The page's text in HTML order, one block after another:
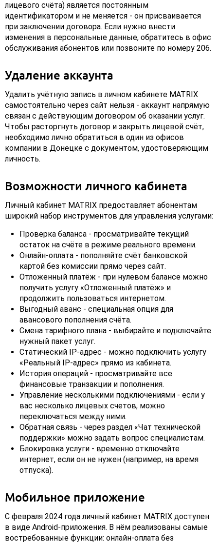
лицевого счёта) является постоянным
идентификатором и не меняется - он присваивается
при заключении договора. Если нужно внести
изменения в персональные данные, обратитесь в офис
обслуживания абонентов или позвоните по номеру 206.
Удаление аккаунта
Удалить учётную запись в личном кабинете MATRIX
самостоятельно через сайт нельзя - аккаунт напрямую
связан с действующим договором об оказании услуг.
Чтобы расторгнуть договор и закрыть лицевой счёт,
необходимо лично обратиться в один из офисов
компании в Донецке с документом, удостоверяющим
личность.
Возможности личного кабинета
Личный кабинет MATRIX предоставляет абонентам
широкий набор инструментов для управления услугами:
Проверка баланса - просматривайте текущий
остаток на счёте в режиме реального времени.
Онлайн-оплата - пополняйте счёт банковской
картой без комиссии прямо через сайт.
Отложенный платёж - при нулевом балансе можно
получить услугу «Отложенный платёж» и
продолжить пользоваться интернетом.
Выгодный аванс - специальная опция для
авансового пополнения счёта.
Смена тарифного плана - выбирайте и подключайте
нужный пакет услуг.
Статический IP-адрес - можно подключить услугу
«Реальный IP-адрес» прямо из кабинета.
История операций - просматривайте все
финансовые транзакции и пополнения.
Управление несколькими подключениями - если у
вас несколько лицевых счетов, можно
переключаться между ними.
Обратная связь - через раздел «Чат технической
поддержки» можно задать вопрос специалистам.
Блокировка услуги - временно отключайте
интернет, если он не нужен (например, на время
отпуска).
Мобильное приложение
С февраля 2024 года личный кабинет MATRIX доступен
в виде Android-приложения. В нём реализованы самые
востребованные функции: онлайн-оплата без